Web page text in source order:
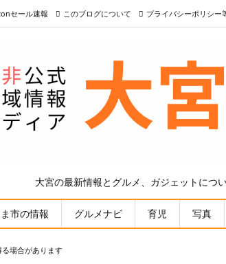
大宮の最新情報とグルメ、ガジェットにつ
市の情報 グルメナビ 育児 写真
セール速報 このブログについて プライバシーポリシー
る場合があります